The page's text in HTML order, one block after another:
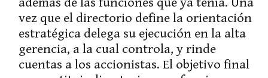
vez que el directorio define la orientación
estratégica delega su ejecución en la alta
gerencia, a la cual controla, y rinde
cuentas a los accionistas. El objetivo final